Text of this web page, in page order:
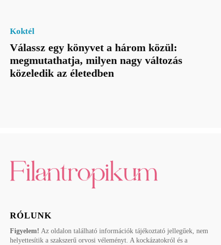
Koktél
Válassz egy könyvet a három közül:
megmutathatja, milyen nagy változás
közeledik az életedben
RÓLUNK
Figyelem! Az oldalon található információk tájékoztató jellegűek, nem
helyettesítik a szakszerű orvosi véleményt. A kockázatokról és a